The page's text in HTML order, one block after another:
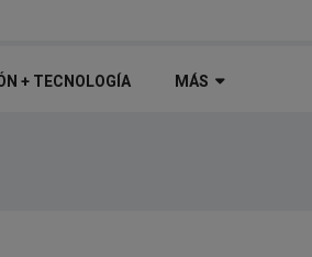
+ TECNOLOGÍ­A MÁS